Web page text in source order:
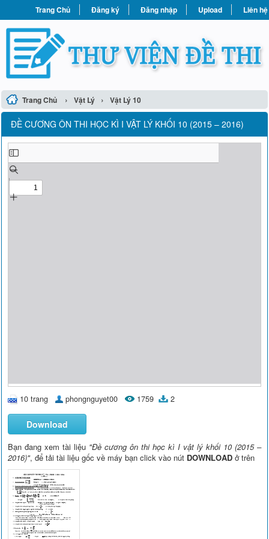
Trang Chủ Đăng ký Đăng nhập Upload Liên hệ
Trang Chủ › Vật Lý › Vật Lý 10
ĐỀ CƯƠNG ÔN THI HỌC KÌ I VẬT LÝ KHỐI 10 (2015 – 2016)
10 trang phongnguyet00 1759 2
Download
Bạn đang xem tài liệu "Đề cương ôn thi học kì I vật lý khối 10 (2015 –
2016)", để tải tài liệu gốc về máy bạn click vào nút DOWNLOAD ở trên